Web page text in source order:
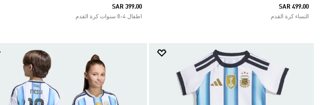
SAR 499.00
النساء كرة القدم
SAR 399.00
اطفال 4-8 سنوات كرة القدم